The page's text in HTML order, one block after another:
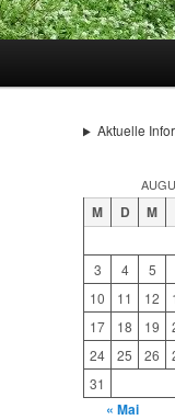
Aktuelle
M D M
3
4 5
10
11 12
17
18 19
24
25 26
31
« Mai